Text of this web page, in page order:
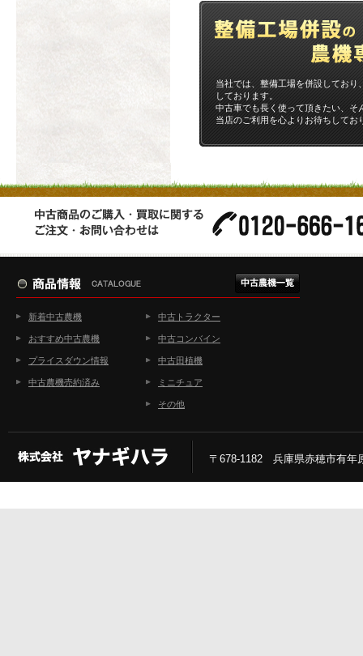
当社では、整備工場を併設してお
しております。
中古車でも長く使って頂きたい、そ
当店のご利用を心よりお待ちしてお
新着中古農機
おすすめ中古農機
プライスダウン情報
中古農機売約済み
中古トラクター
中古コンバイン
中古田植機
ミニチュア
その他
〒678-1182 兵庫県赤穂市有年